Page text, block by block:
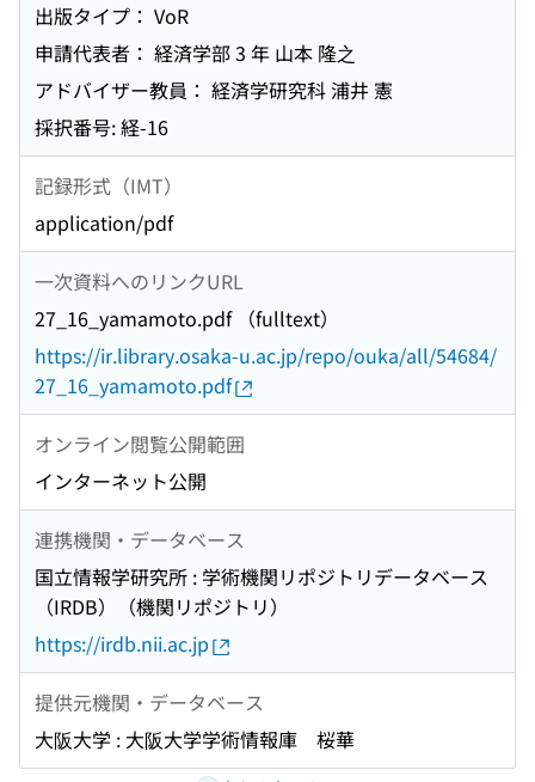
出版タイプ： VoR
申請代表者： 経済学部 3 年 山本 隆之
アドバイザー教員： 経済学研究科 浦井 憲
採択番号: 経-16
記録形式（IMT）
application/pdf
一次資料へのリンクURL
27_16_yamamoto.pdf （fulltext）
https://ir.library.osaka-u.ac.jp/repo/ouka/all/54684/
27_16_yamamoto.pdf
オンライン閲覧公開範囲
インターネット公開
連携機関・データベース
国立情報学研究所 : 学術機関リポジトリデータベース
（IRDB）（機関リポジトリ）
https://irdb.nii.ac.jp
提供元機関・データベース
大阪大学 : 大阪大学学術情報庫 桜華